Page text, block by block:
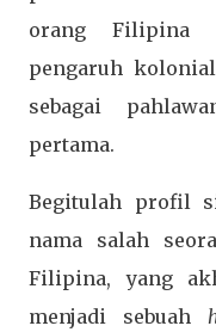
orang Filipina
pengaruh
sebagai
pertama.
Begitulah profil
nama salah
Filipina, yang
menjadi sebuah